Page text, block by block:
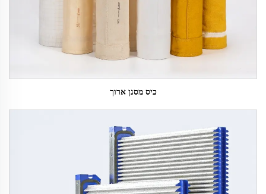
כיס מסנן ארוך